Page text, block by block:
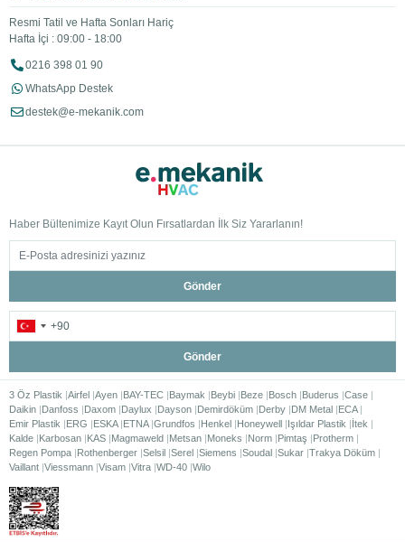
Resmi Tatil ve Hafta Sonları Hariç
Hafta İçi : 09:00 - 18:00
0216 398 01 90
WhatsApp Destek
destek@e-mekanik.com
Haber Bültenimize Kayıt Olun Fırsatlardan İlk Siz Yararlanın!
Gönder
Gönder
3 Öz Plastik Airfel Ayen BAY-TEC Baymak Beybi Beze Bosch Buderus Case
Daikin Danfoss Daxom Daylux Dayson Demirdöküm Derby DM Metal ECA
Emir Plastik
ERG ESKA ETNA Grundfos Henkel Honeywell Işıldar Plastik
İtek
Kalde Karbosan KAS Magmaweld Metsan Moneks Norm Pimtaş
Protherm
Regen Pompa Rothenberger Selsil Serel Siemens Soudal Sukar Trakya Döküm
Vaillant Viessmann Visam Vitra WD-40 Wilo